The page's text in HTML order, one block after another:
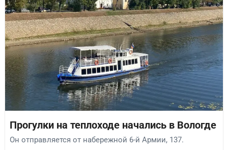
Прогулки на теплоходе начались в Вологде
Он отправляется от набережной 6-й Армии, 137.